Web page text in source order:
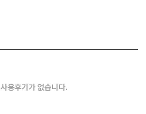
사용후기가 없습니다.